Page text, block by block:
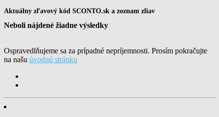
Aktuálny zľavový kód SCONTO.sk a zoznam zliav
Neboli nájdené žiadne výsledky
Ospravedlňujeme sa za prípadné nepríjemnosti. Prosím pokračujte
na našu úvodnú stránku